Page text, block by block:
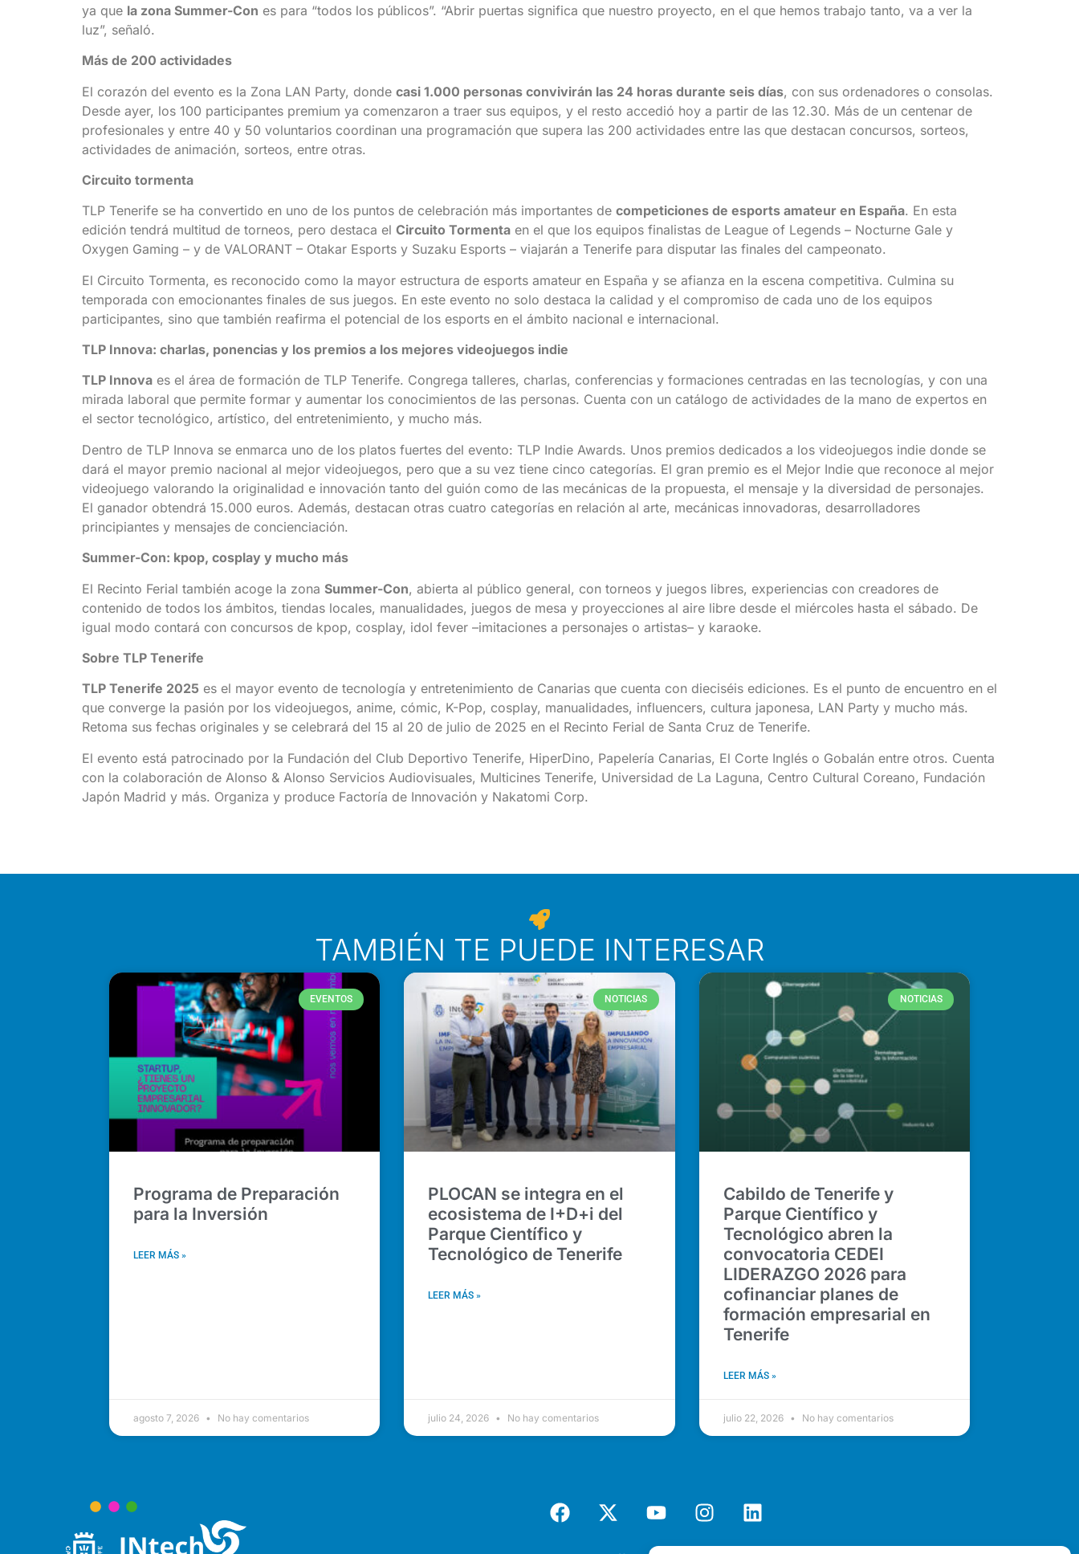
ya que la zona Summer-Con es para “todos los públicos”. “Abrir puertas significa que nuestro proyecto, en el que hemos trabajo tanto, va a ver la
luz”, señaló.
Más de 200 actividades
El corazón del evento es la Zona LAN Party, donde casi 1.000 personas convivirán las 24 horas durante seis días, con sus ordenadores o consolas.
Desde ayer, los 100 participantes premium ya comenzaron a traer sus equipos, y el resto accedió hoy a partir de las 12.30. Más de un centenar de
profesionales y entre 40 y 50 voluntarios coordinan una programación que supera las 200 actividades entre las que destacan concursos, sorteos,
actividades de animación, sorteos, entre otras.
Circuito tormenta
TLP Tenerife se ha convertido en uno de los puntos de celebración más importantes de competiciones de esports amateur en España. En esta
edición tendrá multitud de torneos, pero destaca el Circuito Tormenta en el que los equipos finalistas de League of Legends – Nocturne Gale y
Oxygen Gaming – y de VALORANT – Otakar Esports y Suzaku Esports – viajarán a Tenerife para disputar las finales del campeonato.
El Circuito Tormenta, es reconocido como la mayor estructura de esports amateur en España y se afianza en la escena competitiva. Culmina su
temporada con emocionantes finales de sus juegos. En este evento no solo destaca la calidad y el compromiso de cada uno de los equipos
participantes, sino que también reafirma el potencial de los esports en el ámbito nacional e internacional.
TLP Innova: charlas, ponencias y los premios a los mejores videojuegos indie
TLP Innova es el área de formación de TLP Tenerife. Congrega talleres, charlas, conferencias y formaciones centradas en las tecnologías, y con una
mirada laboral que permite formar y aumentar los conocimientos de las personas. Cuenta con un catálogo de actividades de la mano de expertos en
el sector tecnológico, artístico, del entretenimiento, y mucho más.
Dentro de TLP Innova se enmarca uno de los platos fuertes del evento: TLP Indie Awards. Unos premios dedicados a los videojuegos indie donde se
dará el mayor premio nacional al mejor videojuegos, pero que a su vez tiene cinco categorías. El gran premio es el Mejor Indie que reconoce al mejor
videojuego valorando la originalidad e innovación tanto del guión como de las mecánicas de la propuesta, el mensaje y la diversidad de personajes.
El ganador obtendrá 15.000 euros. Además, destacan otras cuatro categorías en relación al arte, mecánicas innovadoras, desarrolladores
principiantes y mensajes de concienciación.
Summer-Con: kpop, cosplay y mucho más
El Recinto Ferial también acoge la zona Summer-Con, abierta al público general, con torneos y juegos libres, experiencias con creadores de
contenido de todos los ámbitos, tiendas locales, manualidades, juegos de mesa y proyecciones al aire libre desde el miércoles hasta el sábado. De
igual modo contará con concursos de kpop, cosplay, idol fever –imitaciones a personajes o artistas– y karaoke.
Sobre TLP Tenerife
TLP Tenerife 2025 es el mayor evento de tecnología y entretenimiento de Canarias que cuenta con dieciséis ediciones. Es el punto de encuentro en el
que converge la pasión por los videojuegos, anime, cómic, K-Pop, cosplay, manualidades, influencers, cultura japonesa, LAN Party y mucho más.
Retoma sus fechas originales y se celebrará del 15 al 20 de julio de 2025 en el Recinto Ferial de Santa Cruz de Tenerife.
El evento está patrocinado por la Fundación del Club Deportivo Tenerife, HiperDino, Papelería Canarias, El Corte Inglés o Gobalán entre otros. Cuenta
con la colaboración de Alonso & Alonso Servicios Audiovisuales, Multicines Tenerife, Universidad de La Laguna, Centro Cultural Coreano, Fundación
Japón Madrid y más. Organiza y produce Factoría de Innovación y Nakatomi Corp.
TAMBIÉN TE PUEDE INTERESAR
EVENTOS
Programa de Preparación
para la Inversión
LEER MÁS »
agosto 7, 2026 No hay comentarios
NOTICIAS
PLOCAN se integra en el
ecosistema de I+D+i del
Parque Científico y
Tecnológico de Tenerife
LEER MÁS »
julio 24, 2026 No hay comentarios
NOTICIAS
Cabildo de Tenerife y
Parque Científico y
Tecnológico abren la
convocatoria CEDEI
LIDERAZGO 2026 para
cofinanciar planes de
formación empresarial en
Tenerife
LEER MÁS »
julio 22, 2026 No hay comentarios